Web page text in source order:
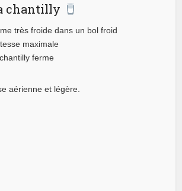
chantilly
très froide dans un bol froid
maximale
ferme
aérienne et légère.